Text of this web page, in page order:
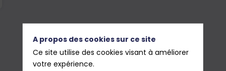
A propos des cookies sur ce site
Ce site utilise des cookies visant à améliorer
votre expérience.